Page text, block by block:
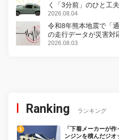
く「3分前」のひと工
2026.08.04
令和8年熊本地震で「
の走行データが災害対
2026.08.03
Ranking ランキング
「下着メーカーが
ンジンを積んだジ